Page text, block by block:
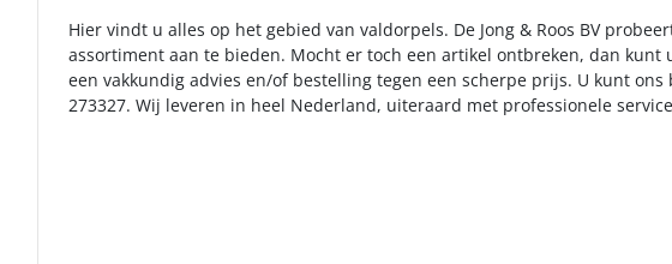
Hier vindt u alles op het gebied van valdorpels. De Jong & Roos BV
assortiment aan te bieden. Mocht er toch een artikel ontbreken, dan
een vakkundig advies en/of bestelling tegen een scherpe prijs. U kunt ons
273327. Wij leveren in heel Nederland, uiteraard met professionele